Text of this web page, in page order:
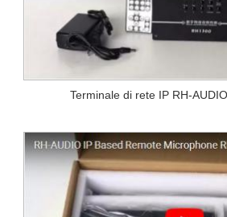
Terminale di rete IP RH-